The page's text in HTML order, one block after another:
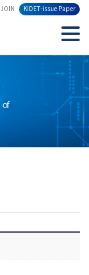
JOIN KIDET-issue Paper
of